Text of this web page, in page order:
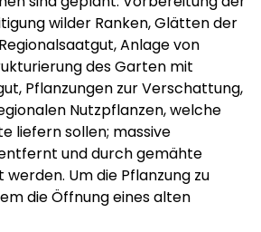
wilder Ranken, Glätten der
Anlage von
des Garten mit
Pflanzungen zur Verschattung,
Nutzpflanzen, welche
liefern sollen; massive
und durch gemähte
Um die Pflanzung zu
die Öffnung eines alten